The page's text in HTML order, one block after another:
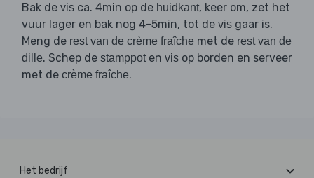
Bak de vis ca. 4min op de huidkant, keer om, zet het
vuur lager en bak nog 4-5min, tot de vis gaar is.
Meng de rest van de crème fraîche met de rest van de
dille. Schep de stamppoten vis op borden en serveer
met de crème fraîche.
Het bedrijf